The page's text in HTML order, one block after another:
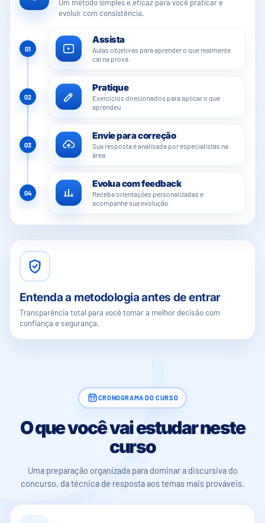
Um método simples e eficaz para você praticar e
evoluir com consistência.
01
Assista
Aulas objetivas para aprender o que realmente
cai na prova.
02
Pratique
Exercícios direcionados para aplicar o que
aprendeu.
03
Envie para correção
Sua resposta é analisada por especialistas na
área.
04
Evolua com feedback
Receba orientações personalizadas e
acompanhe sua evolução.
Entenda a metodologia antes de entrar
Transparência total para você tomar a melhor decisão com
confiança e segurança.
CRONOGRAMA DO CURSO
O que você vai estudar neste
curso
Uma preparação organizada para dominar a discursiva do
concurso, da técnica de resposta aos temas mais prováveis.